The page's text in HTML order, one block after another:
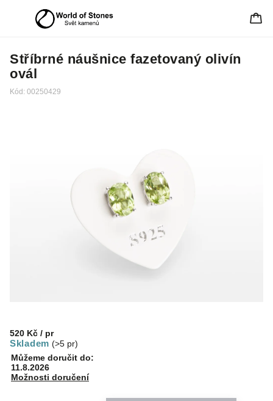
Stříbrné náušnice fazetovaný olivín
ovál
Kód: 00250429
520 Kč / pr
Skladem (>5 pr)
Můžeme doručit do:
11.8.2026
Možnosti doručení